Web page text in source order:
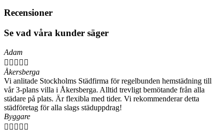
Recensioner
Se vad våra kunder säger
Adam
    
Åkersberga
Vi anlitade Stockholms Städfirma för regelbunden hemstädning till
vår 3-plans villa i Åkersberga. Alltid trevligt bemötande från alla
städare på plats. Är flexibla med tider. Vi rekommenderar detta
städföretag för alla slags städuppdrag!
Byggare
    